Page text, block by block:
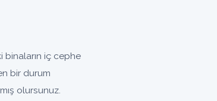
binaların iç cephe
bir durum
olursunuz.